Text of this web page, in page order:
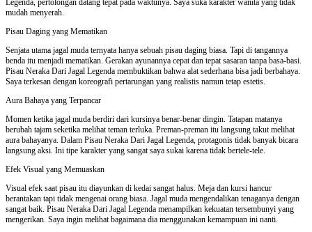
Legenda, pertolongan datang tepat pada waktunya. Saya suka karakter wanita yang tidak
mudah menyerah.
Pisau Daging yang Mematikan
Senjata utama jagal muda ternyata hanya sebuah pisau daging biasa. Tapi di tangannya
benda itu menjadi mematikan. Gerakan ayunannya cepat dan tepat sasaran tanpa basa-basi.
Pisau Neraka Dari Jagal Legenda membuktikan bahwa alat sederhana bisa jadi berbahaya.
Saya terkesan dengan koreografi pertarungan yang realistis namun tetap estetis.
Aura Bahaya yang Terpancar
Momen ketika jagal muda berdiri dari kursinya benar-benar dingin. Tatapan matanya
berubah tajam seketika melihat teman terluka. Preman-preman itu langsung takut melihat
aura bahayanya. Dalam Pisau Neraka Dari Jagal Legenda, protagonis tidak banyak bicara
langsung aksi. Ini tipe karakter yang sangat saya sukai karena tidak bertele-tele.
Efek Visual yang Memuaskan
Visual efek saat pisau itu diayunkan di kedai sangat halus. Meja dan kursi hancur
berantakan tapi tidak mengenai orang biasa. Jagal muda mengendalikan tenaganya dengan
sangat baik. Pisau Neraka Dari Jagal Legenda menampilkan kekuatan tersembunyi yang
mengerikan. Saya ingin melihat bagaimana dia menggunakan kemampuan ini nanti.